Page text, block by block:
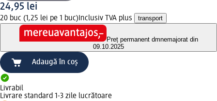
24,95 lei
20 buc (1,25 lei pe 1 buc) Inclusiv TVA plus transport
Preț permanent dmnemajorat din
09.10.2025
Adaugă în coș
Livrabil
Livrare standard 1-3 zile lucrătoare